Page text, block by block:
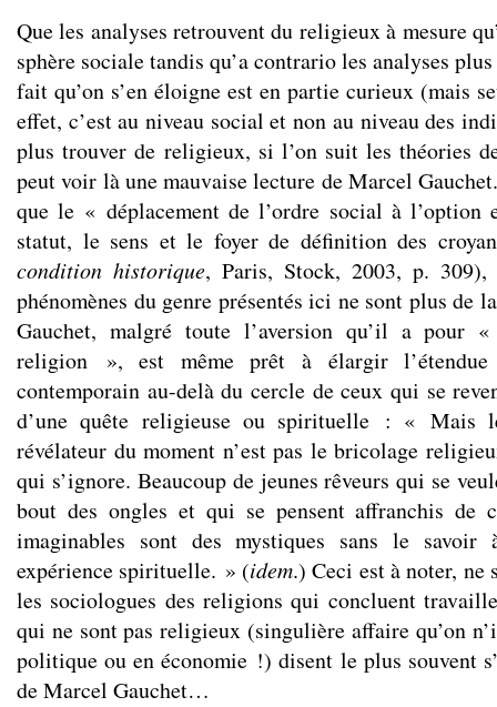
Que les analyses retrouvent du religieux à mesure
sphère sociale tandis qu’a contrario les analyses
fait qu’on s’en éloigne est en partie curieux (mais
effet, c’est au niveau social et non au niveau des
plus trouver de religieux, si l’on suit les théories
peut voir là une mauvaise lecture de Marcel
que le « déplacement de l’ordre social à l’option
statut, le sens et le foyer de définition des
condition historique, Paris, Stock, 2003, p.
phénomènes du genre présentés ici ne sont plus de
Gauchet, malgré toute l’aversion qu’il a pour
religion », est même prêt à élargir
contemporain au-delà du cercle de ceux qui se
d’une quête religieuse ou spirituelle : « Mais
révélateur du moment n’est pas le bricolage
qui s’ignore. Beaucoup de jeunes rêveurs qui se
bout des ongles et qui se pensent affranchis de
imaginables sont des mystiques sans le savoir
expérience spirituelle. » (idem.) Ceci est à noter, ne
les sociologues des religions qui concluent
qui ne sont pas religieux (singulière affaire qu’on
politique ou en économie !) disent le plus souvent
de Marcel Gauchet…